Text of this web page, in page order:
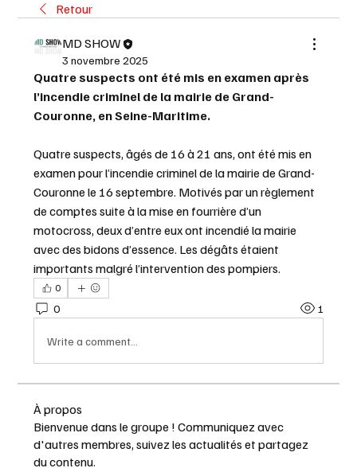
Retour
MD SHOW
3 novembre 2025
Quatre suspects ont été mis en examen après
l’incendie criminel de la mairie de Grand-
Couronne, en Seine-Maritime.
Quatre suspects, âgés de 16 à 21 ans, ont été mis en
examen pour l’incendie criminel de la mairie de Grand-
Couronne le 16 septembre. Motivés par un règlement
de comptes suite à la mise en fourrière d’un
motocross, deux d’entre eux ont incendié la mairie
avec des bidons d’essence. Les dégâts étaient
importants malgré l’intervention des pompiers.
0
0 1
Write a comment...
À propos
Bienvenue dans le groupe ! Communiquez avec
d'autres membres, suivez les actualités et partagez
du contenu.